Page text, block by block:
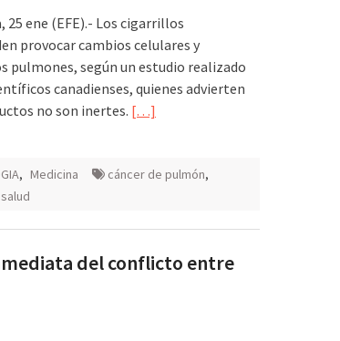
25 ene (EFE).- Los cigarrillos
provocar cambios celulares y
pulmones, según un estudio realizado
canadienses, quienes advierten
no son inertes. […]
, Medicina cáncer de pulmón,
salud
del conflicto entre